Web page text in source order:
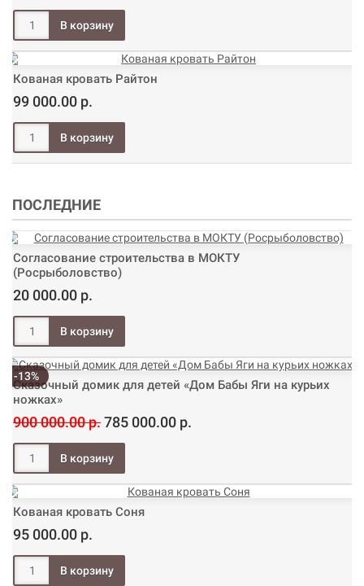
Кованая кровать Райтон
99 000.00 р.
ПОСЛЕДНИЕ
Согласование строительства в МОКТУ
(Росрыболовство)
20 000.00 р.
-13%
Сказочный домик для детей «Дом Бабы Яги на курьих
ножках»
900 000.00 р.785 000.00 р.
Кованая кровать Соня
95 000.00 р.